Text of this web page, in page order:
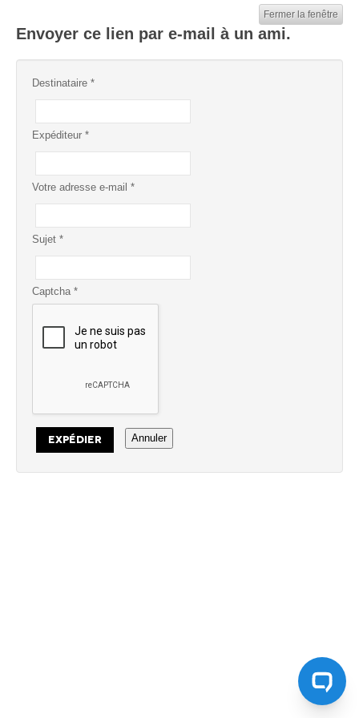
Envoyer ce lien par e-mail à un ami.
Fermer la fenêtre
Destinataire *
Expéditeur *
Votre adresse e-mail *
Sujet *
Captcha*
EXPÉDIER Annuler